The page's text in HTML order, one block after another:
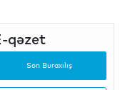
qəzet
Son Buraxılış